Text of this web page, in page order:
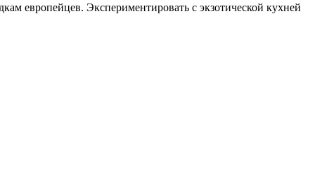
европейцев. Экспериментировать с экзотической кухней